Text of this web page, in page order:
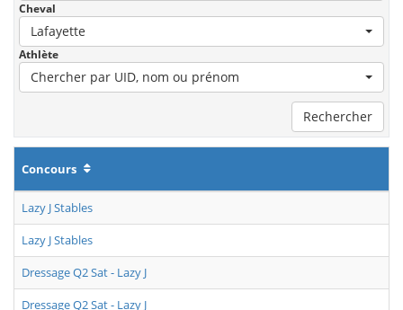
Cheval
Lafayette
Athlète
Chercher par UID, nom ou prénom
Rechercher
Concours
Lazy J Stables
Lazy J Stables
Dressage Q2 Sat - Lazy J
Dressage Q2 Sat - Lazy J